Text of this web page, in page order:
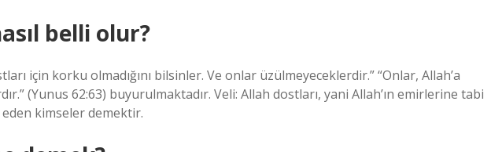
belli olur?
için korku olmadığını bilsinler. Ve onlar üzülmeyeceklerdir.” “Onlar, Allah’a
(Yunus 62:63) buyurulmaktadır. Veli: Allah dostları, yani Allah’ın emirlerine tabi
kimseler demektir.